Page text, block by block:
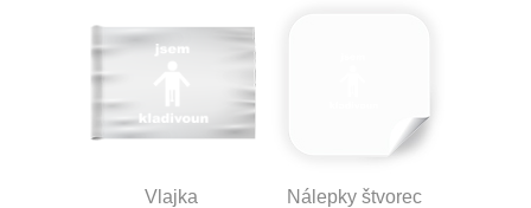
Vlajka Nálepky štvorec